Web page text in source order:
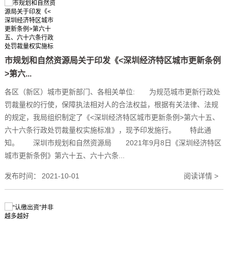
市规划和自然资源局关于印发《<深圳经济特区城市更新条例
>第六...
各区（新区）城市更新部门、各相关单位: 为规范城市更新行政处
罚裁量权的行使，保障执法相对人的合法权益，根据有关法律、法规
的规定，我局组织制定了《<深圳经济特区城市更新条例>第六十五、
六十六条行政处罚裁量权实施标准》，现予印发施行。 特此通
知。 深圳市规划和自然资源局 2021年9月8日《深圳经济特区
城市更新条例》第六十五、六十六条...
发布时间： 2021-10-01 阅读详情 >